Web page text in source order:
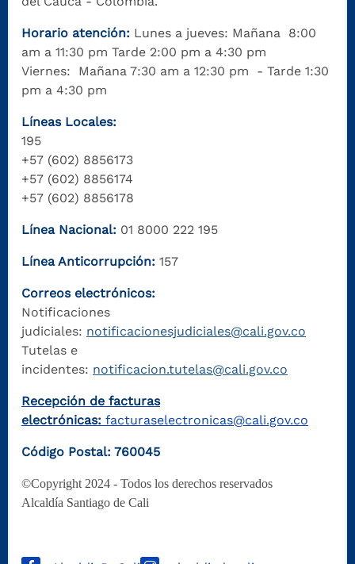
Horario atención: Lunes a jueves: Mañana 8:00
am a 11:30 pm Tarde 2:00 pm a 4:30 pm
Viernes: Mañana 7:30 am a 12:30 pm - Tarde 1:30
pm a 4:30 pm
Líneas Locales:
195
+57 (602) 8856173
+57 (602) 8856174
+57 (602) 8856178
Línea Nacional: 01 8000 222 195
Línea Anticorrupción: 157
Correos electrónicos:
Notificaciones
judiciales: notificacionesjudiciales@cali.gov.co
Tutelas e
incidentes: notificacion.tutelas@cali.gov.co
Recepción de facturas
electrónicas: facturaselectronicas@cali.gov.co
Código Postal: 760045
©Copyright 2024 - Todos los derechos reservados
Alcaldía Santiago de Cali